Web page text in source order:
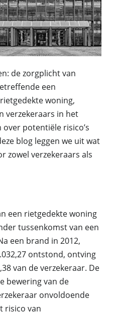
de zorgplicht van
een
woning,
verzekeraars in het
potentiële risico’s
blog leggen we uit wat
zowel verzekeraars als
een rietgedekte woning
tussenkomst van een
een brand in 2012,
ontstond, ontving
van de verzekeraar. De
bewering van de
onvoldoende
risico van